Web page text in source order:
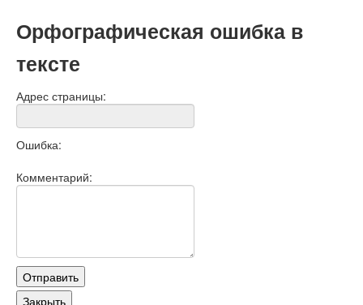
Орфографическая ошибка в
тексте
Адрес страницы:
Ошибка:
Комментарий: